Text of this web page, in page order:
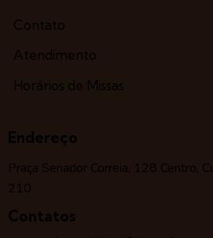
Contato
Atendimento
Horários de Missas
Endereço
Praça Senador Correia, 128 Centro,
210
Contatos